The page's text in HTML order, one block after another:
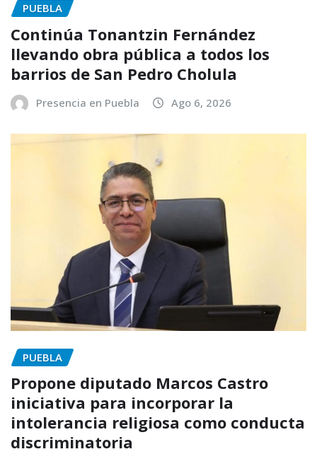
PUEBLA
Continúa Tonantzin Fernández
llevando obra pública a todos los
barrios de San Pedro Cholula
Presencia en Puebla Ago 6, 2026
PUEBLA
Propone diputado Marcos Castro
iniciativa para incorporar la
intolerancia religiosa como conducta
discriminatoria